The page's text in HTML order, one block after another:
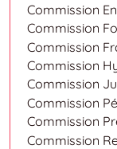
Commission
Commission
Commission
Commission
Commission
Commission
Commission
Commission